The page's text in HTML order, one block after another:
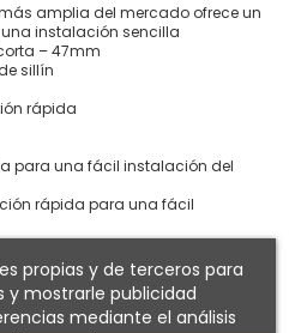
amplia del mercado ofrece un
instalación sencilla
– 47mm
sillín
rápida
para una fácil instalación del
rápida para una fácil
propias y de terceros para
y mostrarle publicidad
mediante el análisis